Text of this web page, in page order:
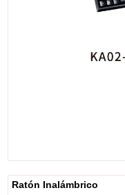
Ratón Inalámbrico